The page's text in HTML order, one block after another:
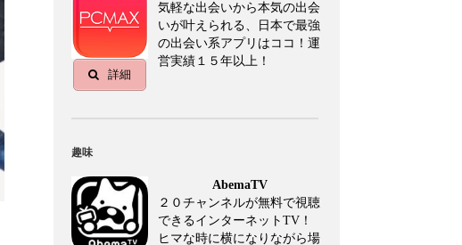
詳細
気軽な出会いから本気の出会
いが叶えられる、日本で最強
の出会い系アプリはココ！運
営実績１５年以上！
趣味
AbemaTV
２０チャンネルが無料で視聴
できるインターネットTV！
ヒマな時に横になりながら場